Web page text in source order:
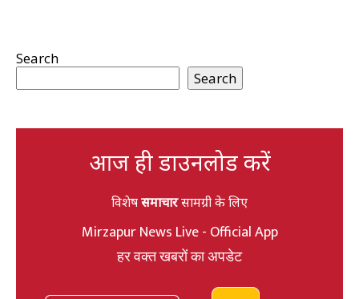
Search
Search
आज ही डाउनलोड करें
विशेषसमाचारसामग्री के लिए
Mirzapur News Live - Official App
हर वक्त खबरों का अपडेट